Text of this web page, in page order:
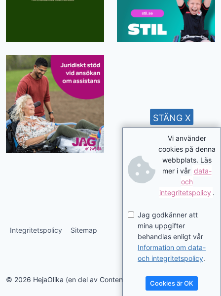
Integritetspolicy Sitemap
© 2026 HejaOlika (en del av Contentverkstan.se)
Vi använder
cookies på denna
webbplats. Läs
mer i vår data-
och
integritetspolicy .
Jag godkänner att
mina uppgifter
behandlas enligt vår
Information om data-
och integritetspolicy.
Cookies är OK
STÄNG X